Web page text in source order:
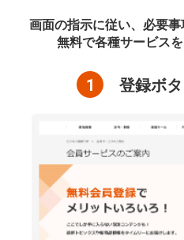
画面の指示に従い、必要事
無料で各種サービス
1 登録ボ